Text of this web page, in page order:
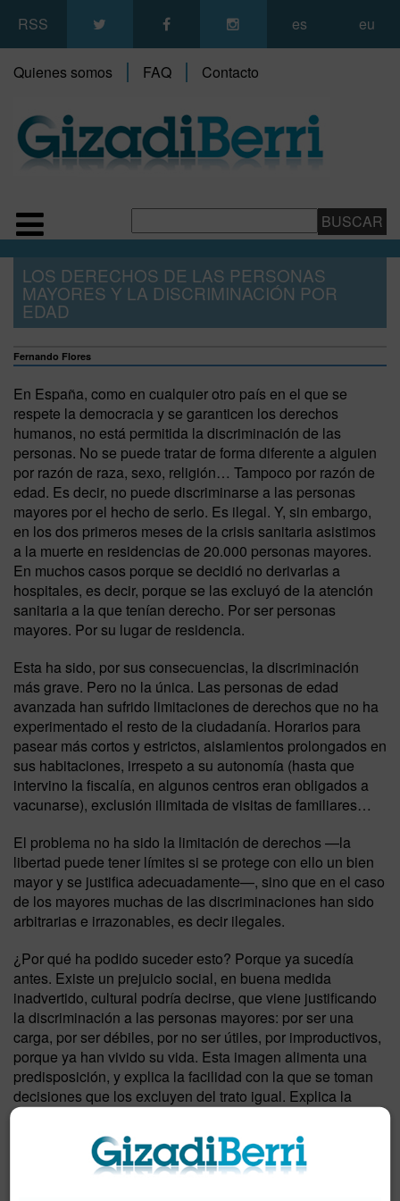
RSS es eu
Quienes somos FAQ Contacto
LOS DERECHOS DE LAS PERSONAS
MAYORES Y LA DISCRIMINACIÓN POR
EDAD
Fernando Flores
En España, como en cualquier otro país en el que se
respete la democracia y se garanticen los derechos
humanos, no está permitida la discriminación de las
personas. No se puede tratar de forma diferente a alguien
por razón de raza, sexo, religión… Tampoco por razón de
edad. Es decir, no puede discriminarse a las personas
mayores por el hecho de serlo. Es ilegal. Y, sin embargo,
en los dos primeros meses de la crisis sanitaria asistimos
a la muerte en residencias de 20.000 personas mayores.
En muchos casos porque se decidió no derivarlas a
hospitales, es decir, porque se las excluyó de la atención
sanitaria a la que tenían derecho. Por ser personas
mayores. Por su lugar de residencia.
Esta ha sido, por sus consecuencias, la discriminación
más grave. Pero no la única. Las personas de edad
avanzada han sufrido limitaciones de derechos que no ha
experimentado el resto de la ciudadanía. Horarios para
pasear más cortos y estrictos, aislamientos prolongados en
sus habitaciones, irrespeto a su autonomía (hasta que
intervino la fiscalía, en algunos centros eran obligados a
vacunarse), exclusión ilimitada de visitas de familiares…
El problema no ha sido la limitación de derechos —la
libertad puede tener límites si se protege con ello un bien
mayor y se justifica adecuadamente—, sino que en el caso
de los mayores muchas de las discriminaciones han sido
arbitrarias e irrazonables, es decir ilegales.
¿Por qué ha podido suceder esto? Porque ya sucedía
antes. Existe un prejuicio social, en buena medida
inadvertido, cultural podría decirse, que viene justificando
la discriminación a las personas mayores: por ser una
carga, por ser débiles, por no ser útiles, por improductivos,
porque ya han vivido su vida. Esta imagen alimenta una
predisposición, y explica la facilidad con la que se toman
decisiones que los excluyen del trato igual. Explica la
desproporcionadamente baja reacción al escándalo de la
mortandad en las residencias durante la pandemia, o la
aceptación misma de las residencias como modelo
general de cuidados.